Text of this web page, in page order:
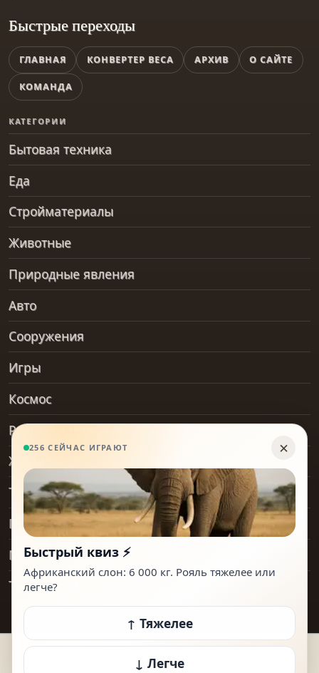
Быстрые переходы
ГЛАВНАЯ КОНВЕРТЕР ВЕСА АРХИВ О САЙТЕ
КОМАНДА
КАТЕГОРИИ
Бытовая техника
Еда
Стройматериалы
Животные
Природные явления
Авто
Сооружения
Игры
Космос
Рельеф и геология
Хобби
Транспорт
Предметы
Места
Технологии
© 2026 How Heavy Is It. Все права защищены.